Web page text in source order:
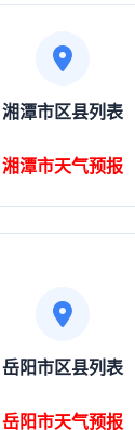
湘潭市区县列表
湘潭市天气预报
岳阳市区县列表
岳阳市天气预报